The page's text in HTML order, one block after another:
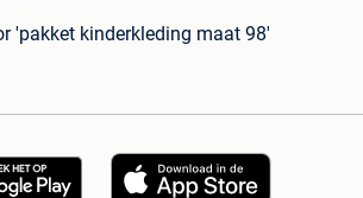
'pakket kinderkleding maat 98'